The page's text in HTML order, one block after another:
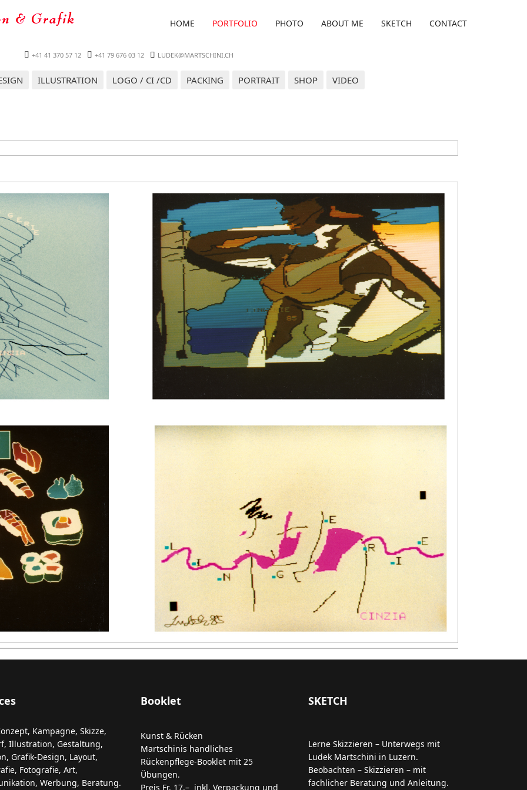
HOME PORTFOLIO PHOTO ABOUT ME SKETCH CONTACT
+41 41 370 57 12 +41 79 676 03 12 LUDEK@MARTSCHINI.CH
ILLUSTRATION LOGO / CI /CD PACKING PORTRAIT SHOP VIDEO
Kampagne, Skizze,
Illustration, Gestaltung,
Grafik-Design, Layout,
Fotografie, Art,
Werbung, Beratung.
Booklet
Kunst & Rücken
Martschinis handliches
Rückenpflege-Booklet mit 25
Übungen.
Preis Fr. 17.– inkl. Verpackung und
SKETCH
Lerne Skizzieren – Unterwegs mit
Ludek Martschini in Luzern.
Beobachten – Skizzieren – mit
fachlicher Beratung und Anleitung.